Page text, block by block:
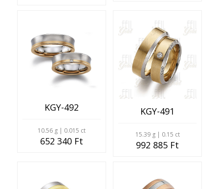
KGY-492
10.56 g | 0.015 ct
652 340 Ft
KGY-491
15.39 g | 0.15 ct
992 885 Ft